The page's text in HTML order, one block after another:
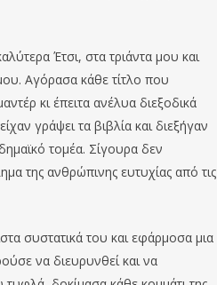
Έτσι, στα τριάντα μου και
Αγόρασα κάθε τίτλο που
κι έπειτα ανέλυα διεξοδικά
γράψει τα βιβλία και διεξήγαν
τομέα. Σίγουρα δεν
της ανθρώπινης ευτυχίας από τις
συστατικά του και εφάρμοσα μια
να διευρυνθεί και να